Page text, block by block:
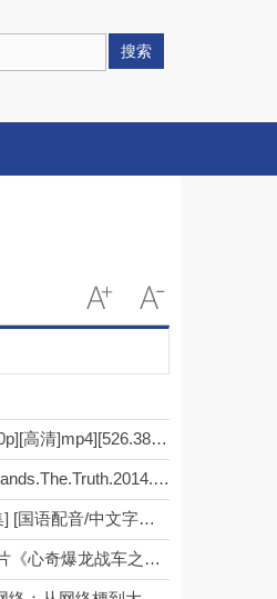
搜索
[皆大欢喜古装版][1080p][高清]mp4][526.38g][每集1.4g][2001年] [粤语中字]
钓鱼岛真相.Diaoyu.Islands.The.Truth.2014.HDTV.720P.X264.AAC-NCCX
[我的半熟恋人][全24集] [国语配音/中文字幕][1080P]
儿童3D机甲竞技动画片《心奇爆龙战车之驯龙斗士》全26集下载 mp4高清720p